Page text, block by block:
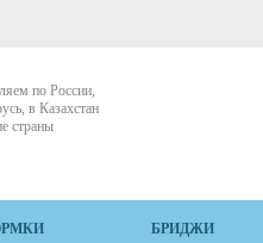
по России,
в Казахстан
страны
БРИДЖИ